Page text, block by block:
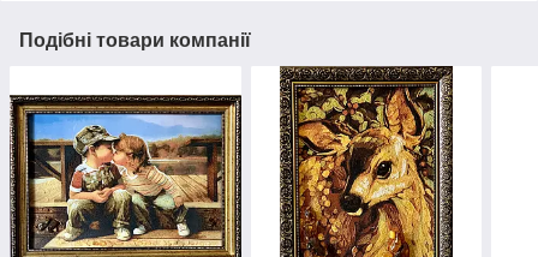
Подібні товари компанії